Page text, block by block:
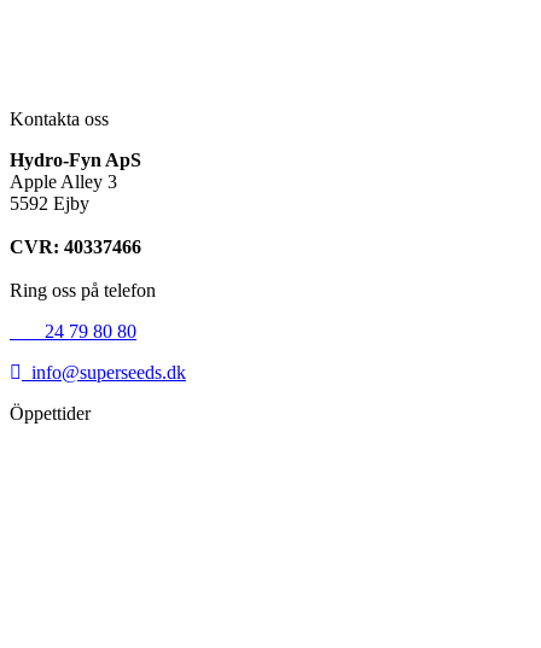
Kontakta oss
Hydro-Fyn ApS
Apple Alley 3
5592 Ejby
CVR: 40337466
Ring oss på telefon
24 79 80 80
info@superseeds.dk
Öppettider